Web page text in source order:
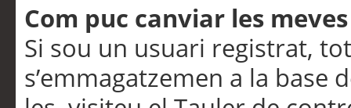
Com puc canviar les
Si sou un usuari registrat,
s’emmagatzemen a la